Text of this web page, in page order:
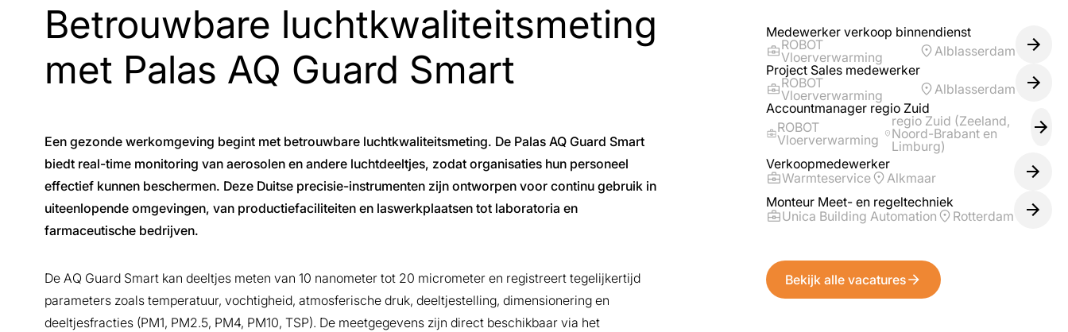
Betrouwbare luchtkwaliteitsmeting
met Palas AQ Guard Smart
Een gezonde werkomgeving begint met betrouwbare luchtkwaliteitsmeting. De Palas AQ Guard Smart
biedt real-time monitoring van aerosolen en andere luchtdeeltjes, zodat organisaties hun personeel
effectief kunnen beschermen. Deze Duitse precisie-instrumenten zijn ontworpen voor continu gebruik in
uiteenlopende omgevingen, van productiefaciliteiten en laswerkplaatsen tot laboratoria en
farmaceutische bedrijven.
De AQ Guard Smart kan deeltjes meten van 10 nanometer tot 20 micrometer en registreert tegelijkertijd
parameters zoals temperatuur, vochtigheid, atmosferische druk, deeltjestelling, dimensionering en
deeltjesfracties (PM1, PM2.5, PM4, PM10, TSP). De meetgegevens zijn direct beschikbaar via het
Medewerker verkoop binnendienst
ROBOT
Vloerverwarming
Alblasserdam
Project Sales medewerker
ROBOT
Vloerverwarming
Alblasserdam
Accountmanager regio Zuid
ROBOT
Vloerverwarming
regio Zuid (Zeeland,
Noord-Brabant en
Limburg)
Verkoopmedewerker
Warmteservice
Alkmaar
Monteur Meet- en regeltechniek
Unica Building Automation
Rotterdam
Bekijk alle vacatures